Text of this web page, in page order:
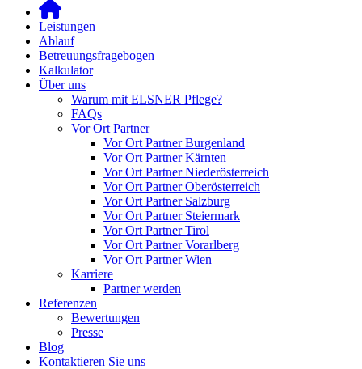
Leistungen
Ablauf
Betreuungsfragebogen
Kalkulator
Über uns
Warum mit ELSNER Pflege?
FAQs
Vor Ort Partner
Vor Ort Partner Burgenland
Vor Ort Partner Kärnten
Vor Ort Partner Niederösterreich
Vor Ort Partner Oberösterreich
Vor Ort Partner Salzburg
Vor Ort Partner Steiermark
Vor Ort Partner Tirol
Vor Ort Partner Vorarlberg
Vor Ort Partner Wien
Karriere
Partner werden
Referenzen
Bewertungen
Presse
Blog
Kontaktieren Sie uns